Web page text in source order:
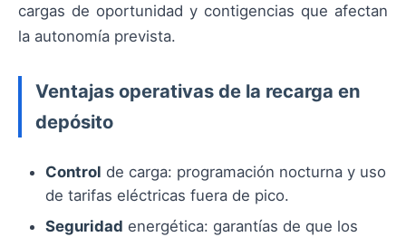
cargas de oportunidad y contigencias que afectan
la autonomía prevista.
Ventajas operativas de la recarga en
depósito
Control de carga: programación nocturna y uso
de tarifas eléctricas fuera de pico.
Seguridad energética: garantías de que los